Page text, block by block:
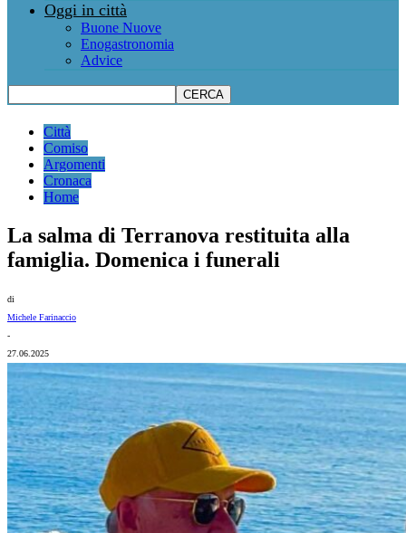
Oggi in città
Buone Nuove
Enogastronomia
Advice
Città
Comiso
Argomenti
Cronaca
Home
La salma di Terranova restituita alla
famiglia. Domenica i funerali
di
Michele Farinaccio
-
27.06.2025